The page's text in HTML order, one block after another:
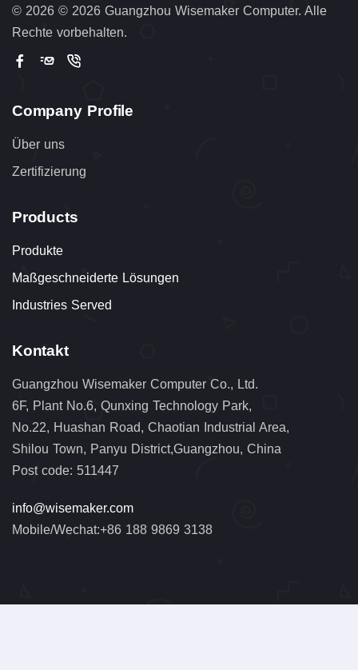
© 2026 © 2026 Guangzhou Wisemaker Computer. Alle
Rechte vorbehalten.
Company Profile
Über uns
Zertifizierung
Products
Produkte
Maßgeschneiderte Lösungen
Industries Served
Kontakt
Guangzhou Wisemaker Computer Co., Ltd.
6F, Plant No.6, Qunxing Technology Park,
No.22, Huashan Road, Chaotian Industrial Area,
Shilou Town, Panyu District,Guangzhou, China
Post code: 511447
info@wisemaker.com
Mobile/Wechat:+86 188 9869 3138